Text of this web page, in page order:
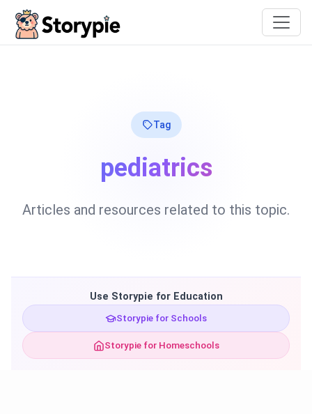
Tag
pediatrics
Articles and resources related to this topic.
Use Storypie for Education
Storypie for Schools
Storypie for Homeschools